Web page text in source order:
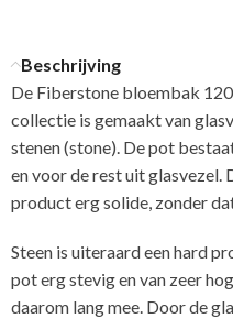
Beschrijving
De Fiberstone bloembak
collectie is gemaakt van
stenen (stone). De pot
en voor de rest uit glasvezel.
product erg solide, zonder
Steen is uiteraard een hard
pot erg stevig en van zeer
daarom lang mee. Door de